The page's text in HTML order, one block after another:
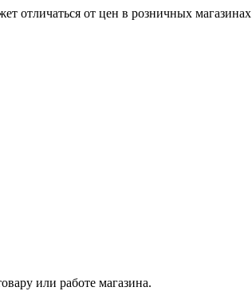
отличаться от цен в розничных магазинах
или работе магазина.